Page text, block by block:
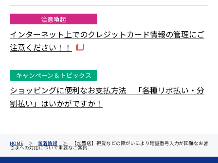
注意喚起
インターネット上でのクレジットカード情報の管理にご
注意ください！！
キャンペーン＆トピックス
ショッピングに便利なお支払方法 「各種リボ払い・分
割払い」はいかがですか！
HOME ＞ 新着情報 ＞ 【加盟店】視覚などの障がいにより暗証番号入力が困難なお客
さまへの対応について重要なご案内